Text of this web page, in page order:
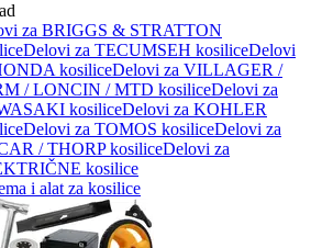
za BRIGGS & STRATTON
Delovi za TECUMSEH kosiliceDelovi
kosiliceDelovi za VILLAGER /
/ LONCIN / MTD kosiliceDelovi za
kosiliceDelovi za KOHLER
Delovi za TOMOS kosiliceDelovi za
/ THORP kosiliceDelovi za
kosilice
i alat za kosilice